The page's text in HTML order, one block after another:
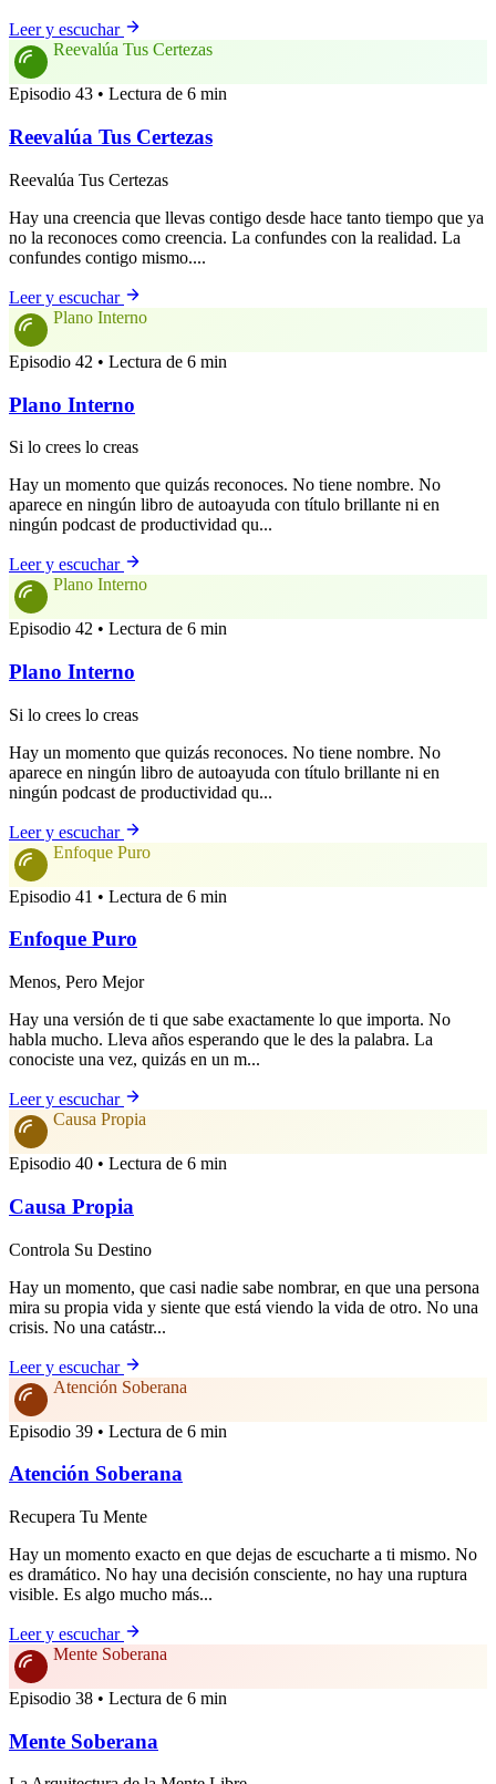
Leer y escuchar
Reevalúa Tus Certezas
Episodio 43 • Lectura de 6 min
Reevalúa Tus Certezas
Reevalúa Tus Certezas
Hay una creencia que llevas contigo desde hace tanto tiempo que ya
no la reconoces como creencia. La confundes con la realidad. La
confundes contigo mismo....
Leer y escuchar
Plano Interno
Episodio 42 • Lectura de 6 min
Plano Interno
Si lo crees lo creas
Hay un momento que quizás reconoces. No tiene nombre. No
aparece en ningún libro de autoayuda con título brillante ni en
ningún podcast de productividad qu...
Leer y escuchar
Plano Interno
Episodio 42 • Lectura de 6 min
Plano Interno
Si lo crees lo creas
Hay un momento que quizás reconoces. No tiene nombre. No
aparece en ningún libro de autoayuda con título brillante ni en
ningún podcast de productividad qu...
Leer y escuchar
Enfoque Puro
Episodio 41 • Lectura de 6 min
Enfoque Puro
Menos, Pero Mejor
Hay una versión de ti que sabe exactamente lo que importa. No
habla mucho. Lleva años esperando que le des la palabra. La
conociste una vez, quizás en un m...
Leer y escuchar
Causa Propia
Episodio 40 • Lectura de 6 min
Causa Propia
Controla Su Destino
Hay un momento, que casi nadie sabe nombrar, en que una persona
mira su propia vida y siente que está viendo la vida de otro. No una
crisis. No una catástr...
Leer y escuchar
Atención Soberana
Episodio 39 • Lectura de 6 min
Atención Soberana
Recupera Tu Mente
Hay un momento exacto en que dejas de escucharte a ti mismo. No
es dramático. No hay una decisión consciente, no hay una ruptura
visible. Es algo mucho más...
Leer y escuchar
Mente Soberana
Episodio 38 • Lectura de 6 min
Mente Soberana